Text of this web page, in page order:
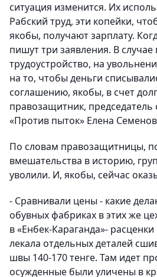
ситуация изменится. Их
Рабский труд, эти копейки,
якобы, получают зарплату.
пишут три заявления. В случае
трудоустройство, на
на то, чтобы деньги
соглашению, якобы, в счет
правозащитник, председатель
«Против пыток» Елена
По словам правозащитницы,
вмешательства в историю,
уволили. И, якобы, сейчас
- Сравнивали цены - какие
обувных фабриках в этих же
в «Енбек-Караганда»-
лекала отдельных деталей
швы 140-170 тенге. Там идет
осужденные были уличены в